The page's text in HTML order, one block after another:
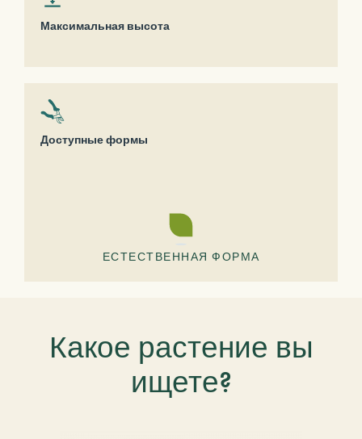
Максимальная высота
Доступные формы
ЕСТЕСТВЕННАЯ ФОРМА
Какое растение вы
ищете?